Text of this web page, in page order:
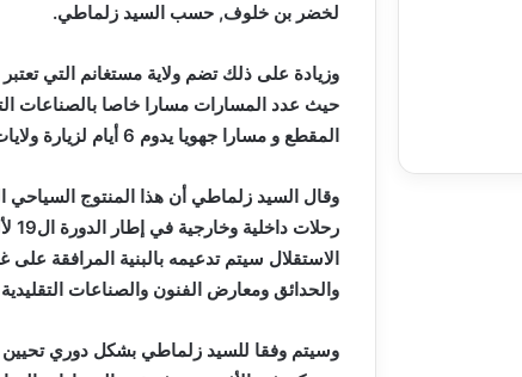
لخضر بن خلوف, حسب السيد زلماطي.
وزيادة على ذلك تضم ولاية مستغانم التي
حيث عدد المسارات مسارا خاصا بالصناعات
المقطع و مسارا جهويا يدوم 6 أيام لزيارة ولايات مستغانم ووهران و تلمسان.
وقال السيد زلماطي أن هذا المنتوج السياحي
الاستقلال سيتم تدعيمه بالبنية المرافقة
والحدائق ومعارض الفنون والصناعات
وسيتم وفقا للسيد زلماطي بشكل دوري تحيين